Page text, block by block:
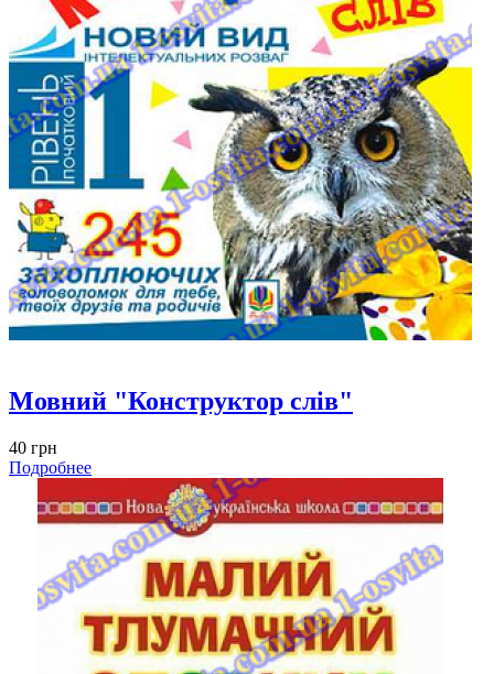
Мовний "Конструктор слів"
40 грн
Подробнее